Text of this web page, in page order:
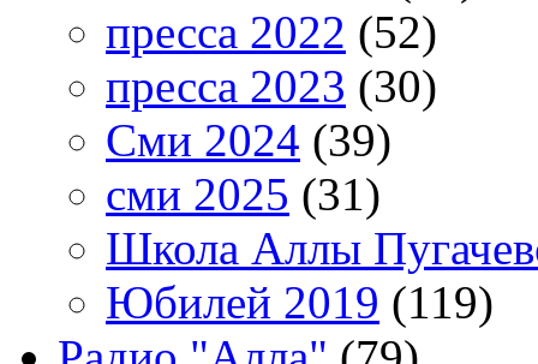
пресса 2022 (52)
пресса 2023 (30)
Сми 2024 (39)
сми 2025 (31)
Школа Аллы
Юбилей 2019 (119)